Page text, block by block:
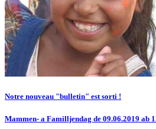
Notre nouveau "bulletin" est sorti !
Mammen- a Familljendag de 09.06.2019 ab